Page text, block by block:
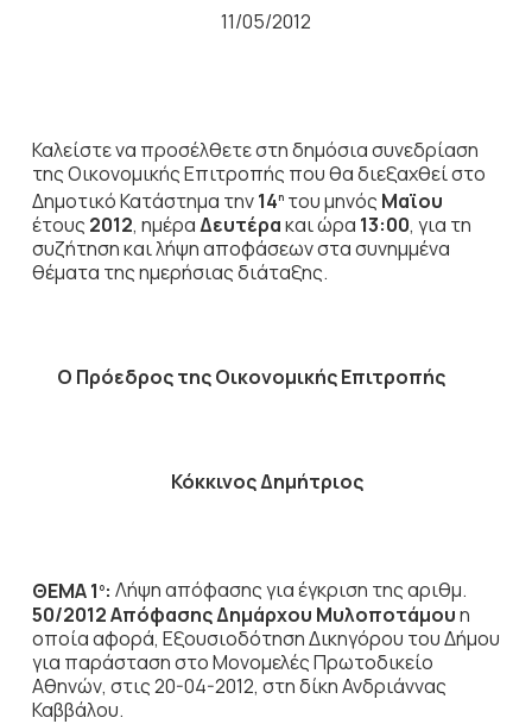
11/05/2012
Καλείστε να προσέλθετε στη δημόσια συνεδρίαση
της Οικονομικής Επιτροπής που θα διεξαχθεί στο
Δημοτικό Κατάστημα την14ητου μηνός Μαϊου
έτους 2012, ημέραΔευτέρακαι ώρα 13:00, για τη
συζήτησηκαι λήψη αποφάσεων στα συνημμένα
θέματα της ημερήσιας διάταξης.
Ο Πρόεδροςτης Οικονομικής Επιτροπής
Κόκκινος Δημήτριος
ΘΕΜΑ 1 ο: Λήψη απόφασης για έγκριση της αριθμ.
50/2012Απόφασης Δημάρχου Μυλοποτάμουη
οποία αφορά, Εξουσιοδότηση Δικηγόρου του Δήμου
για παράσταση στο Μονομελές Πρωτοδικείο
Αθηνών, στις 20-04-2012, στη δίκη Ανδριάννας
Καββάλου.